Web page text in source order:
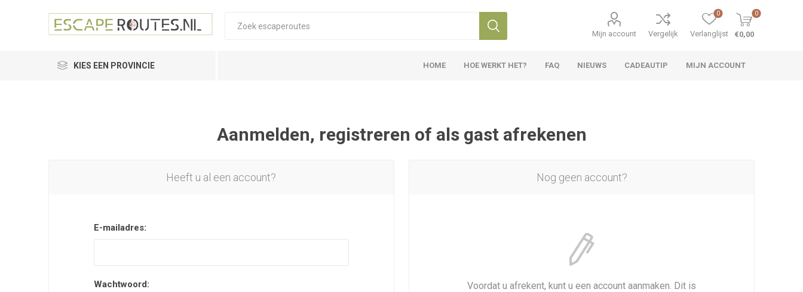
Mijn account Vergelijk Verlanglijst
0 0
€0,00
KIES EEN PROVINCIE HOME HOE WERKT HET? FAQ NIEUWS CADEAUTIP MIJN ACCOUNT
Aanmelden, registreren of als gast afrekenen
Nog geen account?
Voordat u afrekent, kunt u een account aanmaken. Dit is
Heeft u al een account?
E-mailadres:
Wachtwoord: